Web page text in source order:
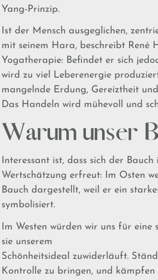
Yang-Prinzip.
Ist der Mensch ausgeglichen,
mit seinem Hara, beschreibt René
Yogatherapie: Befindet er sich
wird zu viel Leberenergie
mangelnde Erdung, Gereiztheit
Das Handeln wird mühevoll und
Warum unser
Interessant ist, dass sich der
Wertschätzung erfreut: Im Osten
Bauch dargestellt, weil er ein
symbolisiert.
Im Westen würden wir uns für eine
sie unserem
Schönheitsideal zuwiderläuft.
Kontrolle zu bringen, und